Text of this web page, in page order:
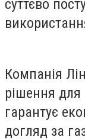
суттєво
Компанія
рішення
гарантує
догляд за